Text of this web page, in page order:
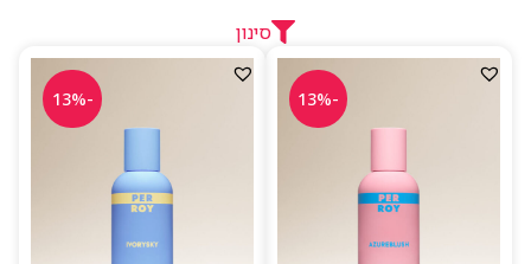
זהות משלו. בזכות השילוב בין יצירתיות איטלקית, איכות
גבוהה וניחוחות מקוריים, PerRoy הפך למותג נישה מבוקש
בקרב חובבי בישום המחפשים חוויית ריח ייחודית ורעננה.
סינון
-13%
-13%